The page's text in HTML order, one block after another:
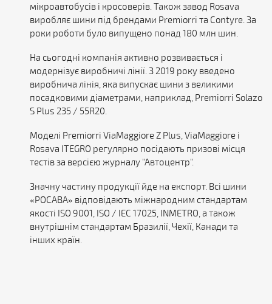
мікроавтобусів і кросоверів. Також завод Rosava
виробляє шини під брендами Premiorri та Contyre. За
роки роботи було випущено понад 180 млн шин.
На сьогодні компанія активно розвивається і
модернізує виробничі лінії. З 2019 року введено
виробнича лінія, яка випускає шини з великими
посадковими діаметрами, наприклад, Premiorri Solazo
S Plus 235 / 55R20.
Моделі Premiorri ViaMaggiore Z Plus, ViaMaggiore і
Rosava ITEGRO регулярно посідають призові місця
тестів за версією журналу "Автоцентр".
Значну частину продукції йде на експорт. Всі шини
«РОСАВА» відповідають міжнародним стандартам
якості ISO 9001, ISO / IEC 17025, INMETRO, а також
внутрішнім стандартам Бразилії, Чехії, Канади та
інших країн.